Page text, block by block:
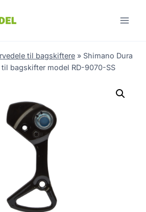
til bagskiftere » Shimano Dura
til bagskifter model RD-9070-SS